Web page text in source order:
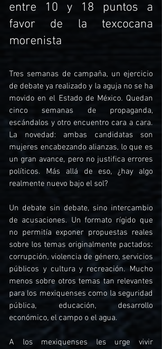
entre 10 y 18 puntos a
favor de la texcocana
morenista
Tres semanas de campaña, un ejercicio
de debate ya realizado y la aguja no se ha
movido en el Estado de México. Quedan
cinco semanas de propaganda,
escándalos y otro encuentro cara a cara.
La novedad: ambas candidatas son
mujeres encabezando alianzas, lo que es
un gran avance, pero no justifica errores
políticos. Más allá de eso, ¿hay algo
realmente nuevo bajo el sol?
Un debate sin debate, sino intercambio
de acusaciones. Un formato rígido que
no permitía exponer propuestas reales
sobre los temas originalmente pactados:
corrupción, violencia de género, servicios
públicos y cultura y recreación. Mucho
menos sobre otros temas tan relevantes
para los mexiquenses como la seguridad
pública, educación, desarrollo
económico, el campo o el agua.
A los mexiquenses les urge vivir